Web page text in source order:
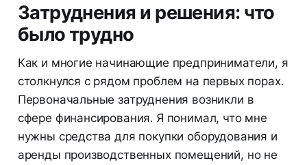
Затруднения и решения: что
было трудно
Как и многие начинающие предприниматели, я
столкнулся с рядом проблем на первых порах.
Первоначальные затруднения возникли в
сфере финансирования. Я понимал, что мне
нужны средства для покупки оборудования и
аренды производственных помещений, но не